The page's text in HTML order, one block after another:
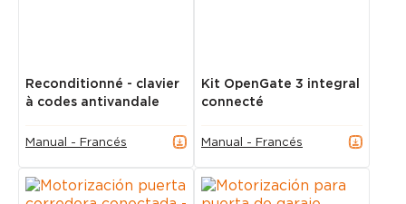
Reconditionné - clavier
à codes antivandale
Manual - Francés
Kit OpenGate 3 integral
connecté
Manual - Francés